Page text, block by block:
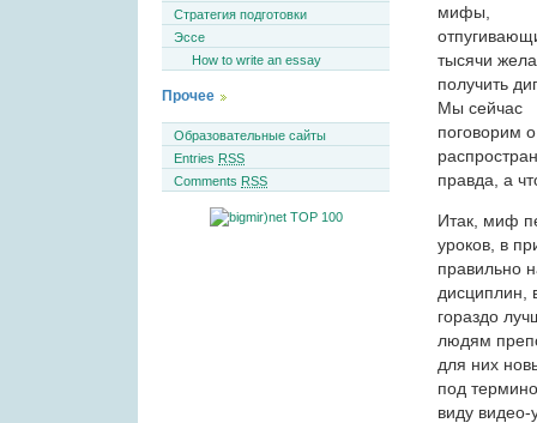
мифы,
тысячи
получить
Мы сейчас
поговорим
правда, а
Итак, миф
уроков, в
правильно
дисциплин,
гораздо
людям
для них
под
виду
Стратегия подготовки
Эссе
How to write an essay
Прочее
Образовательные сайты
Entries RSS
Comments RSS